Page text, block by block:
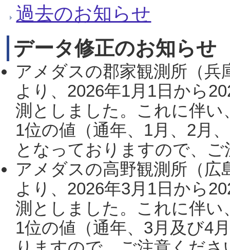
過去のお知らせ
データ修正のお知らせ
アメダスの郡家観測所（
より、2026年1月1日から
測としました。これに伴い
1位の値（通年、1月、2月
となっておりますので、
アメダスの高野観測所（
より、2026年3月1日から
測としました。これに伴い
1位の値（通年、3月及び4